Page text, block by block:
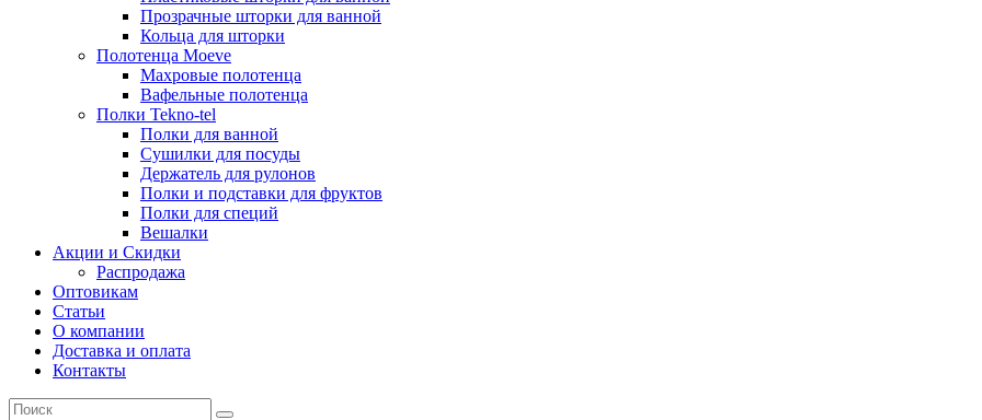
Прозрачные шторки для ванной
Кольца для шторки
Полотенца Moeve
Махровые полотенца
Вафельные полотенца
Полки Tekno-tel
Полки для ванной
Сушилки для посуды
Держатель для рулонов
Полки и подставки для фруктов
Полки для специй
Вешалки
Акции и Скидки
Распродажа
Оптовикам
Статьи
О компании
Доставка и оплата
Контакты